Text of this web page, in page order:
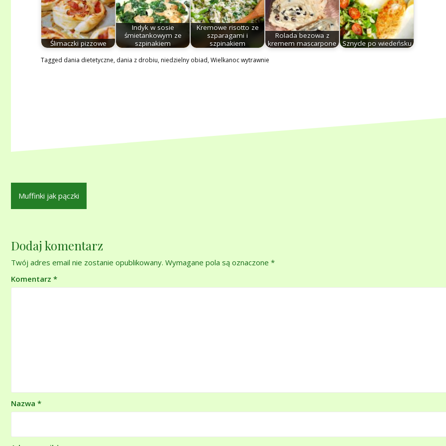
Ślimaczki pizzowe
Indyk w sosie
śmietankowym ze
szpinakiem
Kremowe risotto ze
szparagami i
szpinakiem
Rolada bezowa z
kremem mascarpone
Sznycle po wiedeńsku
Tagged dania dietetyczne, dania z drobiu,niedzielny obiad,Wielkanoc wytrawnie
Nawigacja
wpisu
Muffinki jak pączki
Dodaj komentarz
Twój adres email nie zostanie opublikowany. Wymagane pola są oznaczone *
Komentarz *
Nazwa *